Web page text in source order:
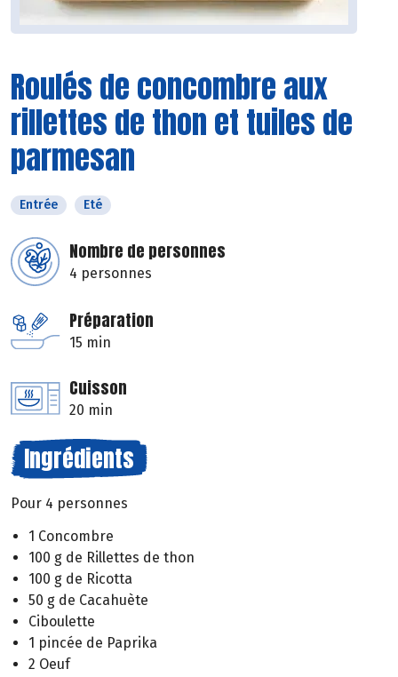
Roulés de concombre aux
rillettes de thon et tuiles de
parmesan
Entrée Eté
Nombre de personnes
4 personnes
Préparation
15 min
Cuisson
20 min
Ingrédients
Pour 4 personnes
1 Concombre
100 g de Rillettes de thon
100 g de Ricotta
50 g de Cacahuète
Ciboulette
1 pincée de Paprika
2 Oeuf